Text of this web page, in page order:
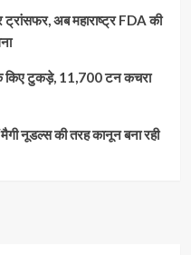
ट्रांसफर, अब महाराष्ट्र FDA की
किए टुकड़े, 11,700 टन कचरा
नूडल्स की तरह कानून बना रही